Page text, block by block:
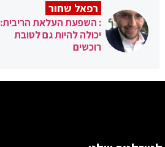
רפאל שחור
: השפעת העלאת הריבית:
יכולה להיות גם לטובת
רוכשים